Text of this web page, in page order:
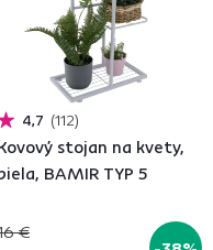
4,7 112
stojan na kvety,
BAMIR TYP 5
€